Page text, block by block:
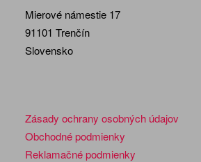
Mierové námestie 17
91101 Trenčín
Slovensko
Zásady ochrany osobných údajov
Obchodné podmienky
Reklamačné podmienky